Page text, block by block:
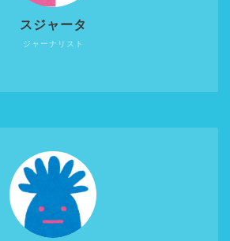
ジャーナリスト
スジャータ